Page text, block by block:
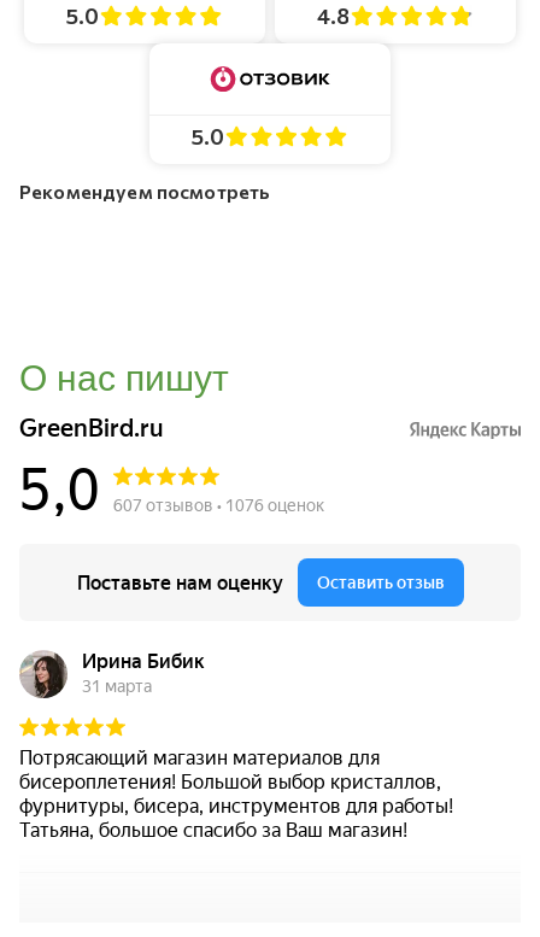
5.0 4.8
5.0
Рекомендуем посмотреть
О нас пишут